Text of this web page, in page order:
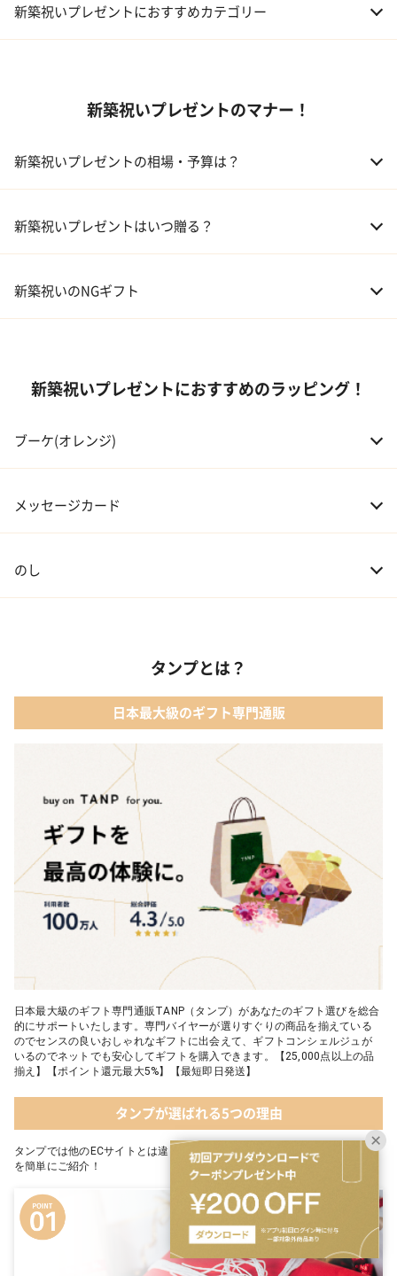
新築祝いプレゼントにおすすめカテゴリー
03 アルコール
05 ハーバリウム
新築祝いプレゼントのマナー！
新築祝いプレゼントの相場・予算は？
02 両親 10,000～50,000円
05 甥・姪 20,000～30,000円
06 孫 20,000～30,000円
新築祝いプレゼントはいつ贈る？
新築祝いのNGギフト
新築祝いプレゼントにおすすめのラッピング！
ブーケ(オレンジ)
メッセージカード
のし
タンプとは？
日本最大級のギフト専門通販
日本最大級のギフト専門通販TANP（タンプ）があなたのギフト選びを総合
的にサポートいたします。専門バイヤーが選りすぐりの商品を揃えている
のでセンスの良いおしゃれなギフトに出会えて、ギフトコンシェルジュが
いるのでネットでも安心してギフトを購入できます。【25,000点以上の品
揃え】【ポイント還元最大5%】【最短即日発送】
タンプが選ばれる5つの理由
タンプでは他のECサイトとは違った5つの特徴があります。その5つの理由
を簡単にご紹介！